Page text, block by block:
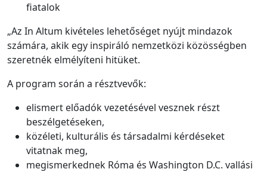
fiatalok
„Az In Altum kivételes lehetőséget nyújt mindazok
számára, akik egy inspiráló nemzetközi közösségben
szeretnék elmélyíteni hitüket.
A program során a résztvevők:
elismert előadók vezetésével vesznek részt
beszélgetéseken,
közéleti, kulturális és társadalmi kérdéseket
vitatnak meg,
megismerkednek Róma és Washington D.C. vallási